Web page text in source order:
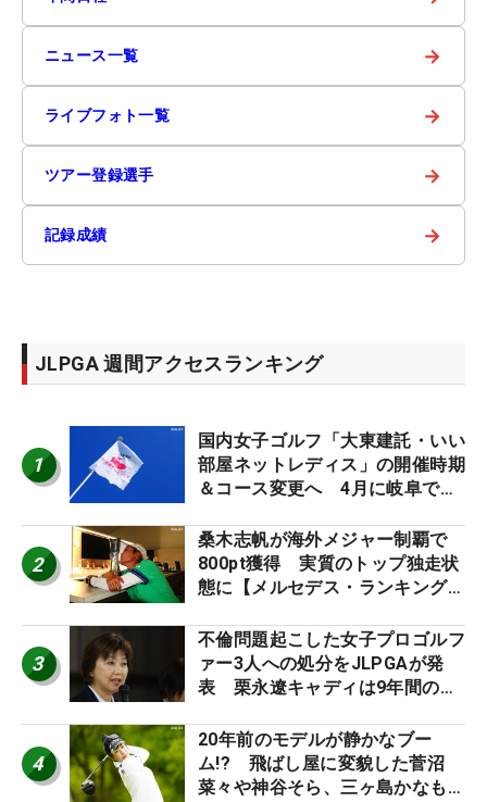
ニュース一覧 →
ライブフォト一覧 →
ツアー登録選手 →
記録成績 →
JLPGA 週間アクセスランキング
1
国内女子ゴルフ「大東建託・いい
部屋ネットレディス」の開催時期
＆コース変更へ 4月に岐阜で開
2
桑木志帆が海外メジャー制覇で
800pt獲得 実質のトップ独走状
態に【メルセデス・ランキング番
3
不倫問題起こした女子プロゴルフ
ァー3人への処分をJLPGAが発
表 栗永遼キャディは9年間の立
4
20年前のモデルが静かなブー
ム!? 飛ばし屋に変貌した菅沼
菜々や神谷そら、三ヶ島かなも使